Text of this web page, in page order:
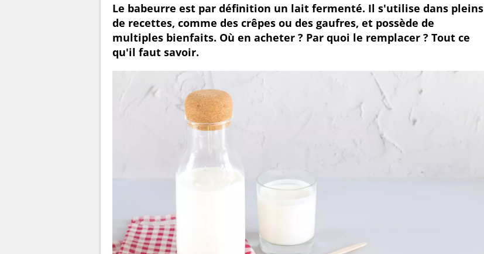
Le babeurre est par définition un lait fermenté. Il s'utilise dans pleins
de recettes, comme des crêpes ou des gaufres, et possède de
multiples bienfaits. Où en acheter ? Par quoi le remplacer ? Tout ce
qu'il faut savoir.